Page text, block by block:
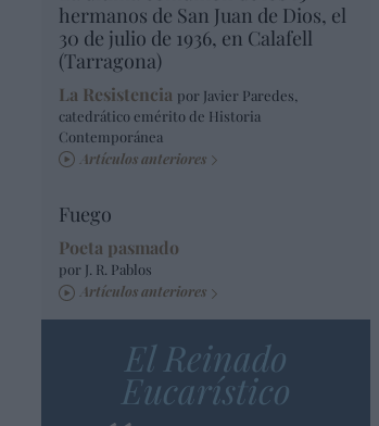
hermanos de San Juan de Dios, el
30 de julio de 1936, en Calafell
(Tarragona)
La Resistencia por Javier Paredes,
catedrático emérito de Historia
Contemporánea
Artículos anteriores
Fuego
Poeta pasmado
por J. R. Pablos
Artículos anteriores
El Reinado
Eucarístico